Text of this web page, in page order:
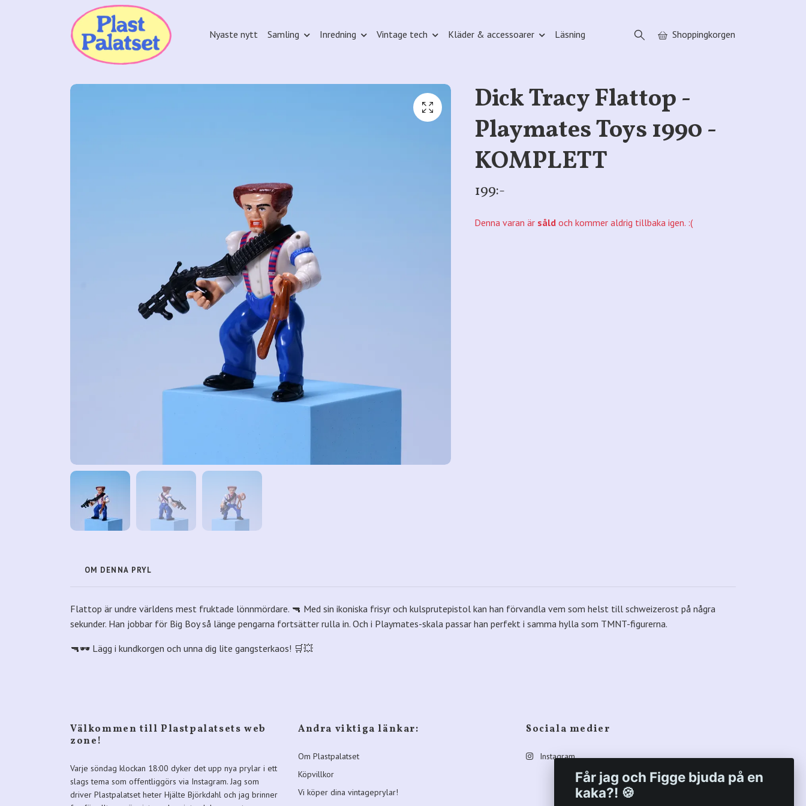
Nyaste nytt Samling Inredning Vintage tech Kläder & accessoarer Läsning Shoppingkorgen
Dick Tracy Flattop -
Playmates Toys 1990 -
KOMPLETT
199:-
Denna varan ärsåldoch kommer aldrig tillbaka igen. :(
OM DENNA PRYL
Flattop är undre världens mest fruktade lönnmördare. 🔫 Med sin ikoniska frisyr och kulsprutepistol kan han förvandla vem som helst till schweizerost på några
sekunder. Han jobbar för Big Boy så länge pengarna fortsätter rulla in. Och i Playmates-skala passar han perfekt i samma hylla som TMNT-figurerna.
🔫🕶️ Lägg i kundkorgen och unna dig lite gangsterkaos! 🛒💥
Välkommen till Plastpalatsets web
zone!
Varje söndag klockan 18:00 dyker det upp nya prylar i ett
slags tema som offentliggörs via Instagram. Jag som
driver Plastpalatset heter Hjälte Björkdahl och jag brinner
Andra viktiga länkar:
Om Plastpalatset
Köpvillkor
Vi köper dina vintageprylar!
Sociala medier
Instagram
Får jag och Figge bjuda på en
kaka?! 🍪